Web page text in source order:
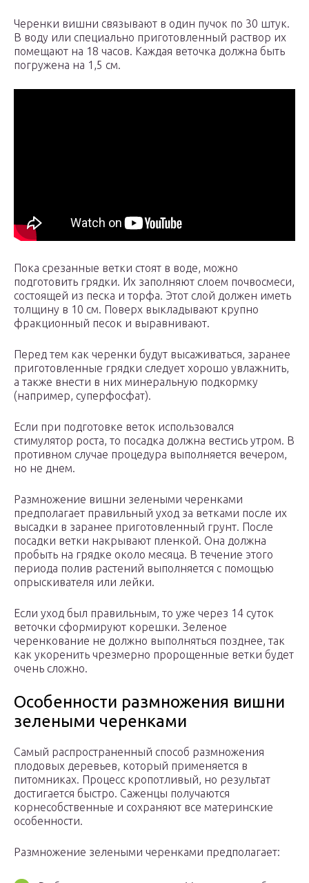
Черенки вишни связывают в один пучок по 30 штук.
В воду или специально приготовленный раствор их
помещают на 18 часов. Каждая веточка должна быть
погружена на 1,5 см.
Пока срезанные ветки стоят в воде, можно
подготовить грядки. Их заполняют слоем почвосмеси,
состоящей из песка и торфа. Этот слой должен иметь
толщину в 10 см. Поверх выкладывают крупно
фракционный песок и выравнивают.
Перед тем как черенки будут высаживаться, заранее
приготовленные грядки следует хорошо увлажнить,
а также внести в них минеральную подкормку
(например, суперфосфат).
Если при подготовке веток использовался
стимулятор роста, то посадка должна вестись утром. В
противном случае процедура выполняется вечером,
но не днем.
Размножение вишни зелеными черенками
предполагает правильный уход за ветками после их
высадки в заранее приготовленный грунт. После
посадки ветки накрывают пленкой. Она должна
пробыть на грядке около месяца. В течение этого
периода полив растений выполняется с помощью
опрыскивателя или лейки.
Если уход был правильным, то уже через 14 суток
веточки сформируют корешки. Зеленое
черенкование не должно выполняться позднее, так
как укоренить чрезмерно пророщенные ветки будет
очень сложно.
Особенности размножения вишни
зелеными черенками
Самый распространенный способ размножения
плодовых деревьев, который применяется в
питомниках. Процесс кропотливый, но результат
достигается быстро. Саженцы получаются
корнесобственные и сохраняют все материнские
особенности.
Размножение зелеными черенками предполагает: